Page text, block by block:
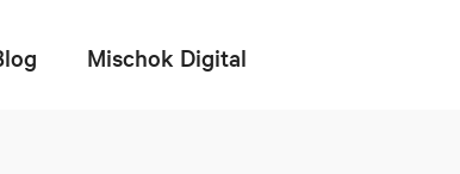
Mischok Digital